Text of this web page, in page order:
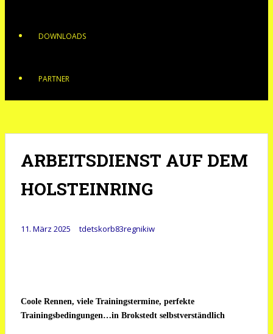
DOWNLOADS
PARTNER
ARBEITSDIENST AUF DEM
HOLSTEINRING
11. März 2025 tdetskorb83regnikiw
Coole Rennen, viele Trainingstermine, perfekte
Trainingsbedingungen…in Brokstedt selbstverständlich